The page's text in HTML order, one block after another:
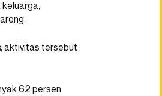
, aktivitas tersebut
62 persen